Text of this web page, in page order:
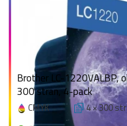
Brother LC-1220VALBP,
300 stran, 4-pack
CMYK 4 × 300